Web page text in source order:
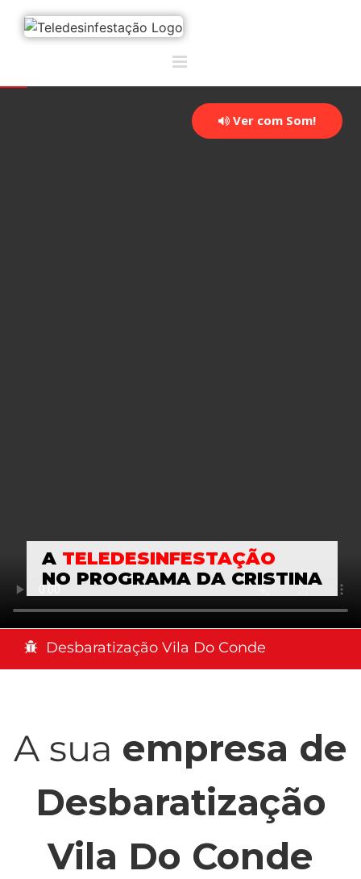
A TELEDESINFESTAÇÃO
NO PROGRAMA DA CRISTINA
Ver com Som!
Desbaratização Vila Do Conde
A sua empresa de
Desbaratização
Vila Do Conde